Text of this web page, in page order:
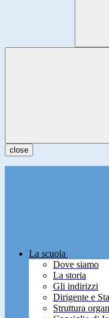
close
La scuola
Dove siamo
La storia
Gli indirizzi
Dirigente e
Struttura